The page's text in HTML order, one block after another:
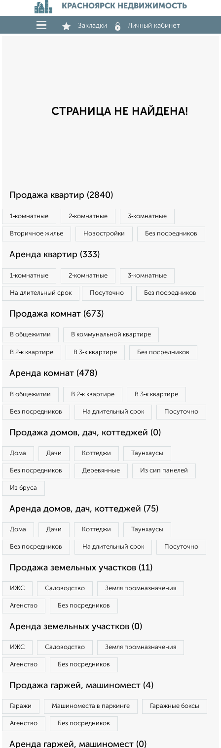
КРАСНОЯРСК НЕДВИЖИМОСТЬ
Закладки Личный кабинет
СТРАНИЦА НЕ НАЙДЕНА!
Продажа квартир (2840)
1‑комнатные 2‑комнатные 3‑комнатные
Вторичное жилье Новостройки Без посредников
Аренда квартир (333)
1‑комнатные 2‑комнатные 3‑комнатные
На длительный срок Посуточно Без посредников
Продажа комнат (673)
В общежитии В коммунальной квартире
В 2‑к квартире В 3‑к квартире Без посредников
Аренда комнат (478)
В общежитии В 2‑к квартире В 3‑к квартире
Без посредников На длительный срок Посуточно
Продажа домов, дач, коттеджей (0)
Дома Дачи Коттеджи Таунхаусы
Без посредников Деревянные Из сип панелей
Из бруса
Аренда домов, дач, коттеджей (75)
Дома Дачи Коттеджи Таунхаусы
Без посредников На длительный срок Посуточно
Продажа земельных участков (11)
ИЖС Садоводство Земля промназначения
Агенство Без посредников
Аренда земельных участков (0)
ИЖС Садоводство Земля промназначения
Агенство Без посредников
Продажа гаржей, машиномест (4)
Гаражи Машиноместа в паркинге Гаражные боксы
Агенство Без посредников
Аренда гаржей, машиномест (0)